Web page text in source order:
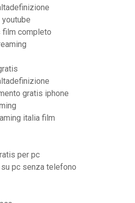
film completo
gratis iphone
italia film
per pc
pc senza telefono